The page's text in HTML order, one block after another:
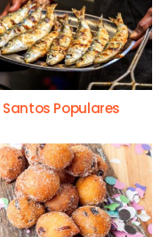
Santos Populares